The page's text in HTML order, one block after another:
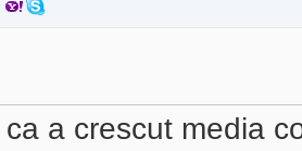
a crescut media